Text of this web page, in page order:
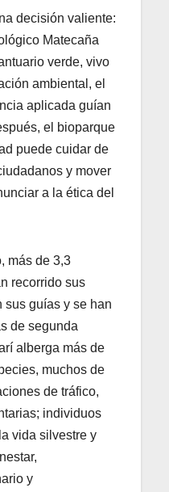
decisión valiente:
Matecaña
verde, vivo
ambiental, el
aplicada guían
el bioparque
puede cuidar de
y mover
a la ética del
más de 3,3
recorrido sus
sus guías y se han
de segunda
alberga más de
muchos de
de tráfico,
individuos
vida silvestre y
y